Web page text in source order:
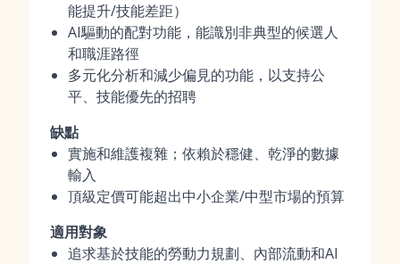
能提升/技能差距）
AI驅動的配對功能，能識別非典型的候選人
和職涯路徑
多元化分析和減少偏見的功能，以支持公
平、技能優先的招聘
缺點
實施和維護複雜；依賴於穩健、乾淨的數據
輸入
頂級定價可能超出中小企業/中型市場的預算
適用對象
追求基於技能的勞動力規劃、內部流動和AI